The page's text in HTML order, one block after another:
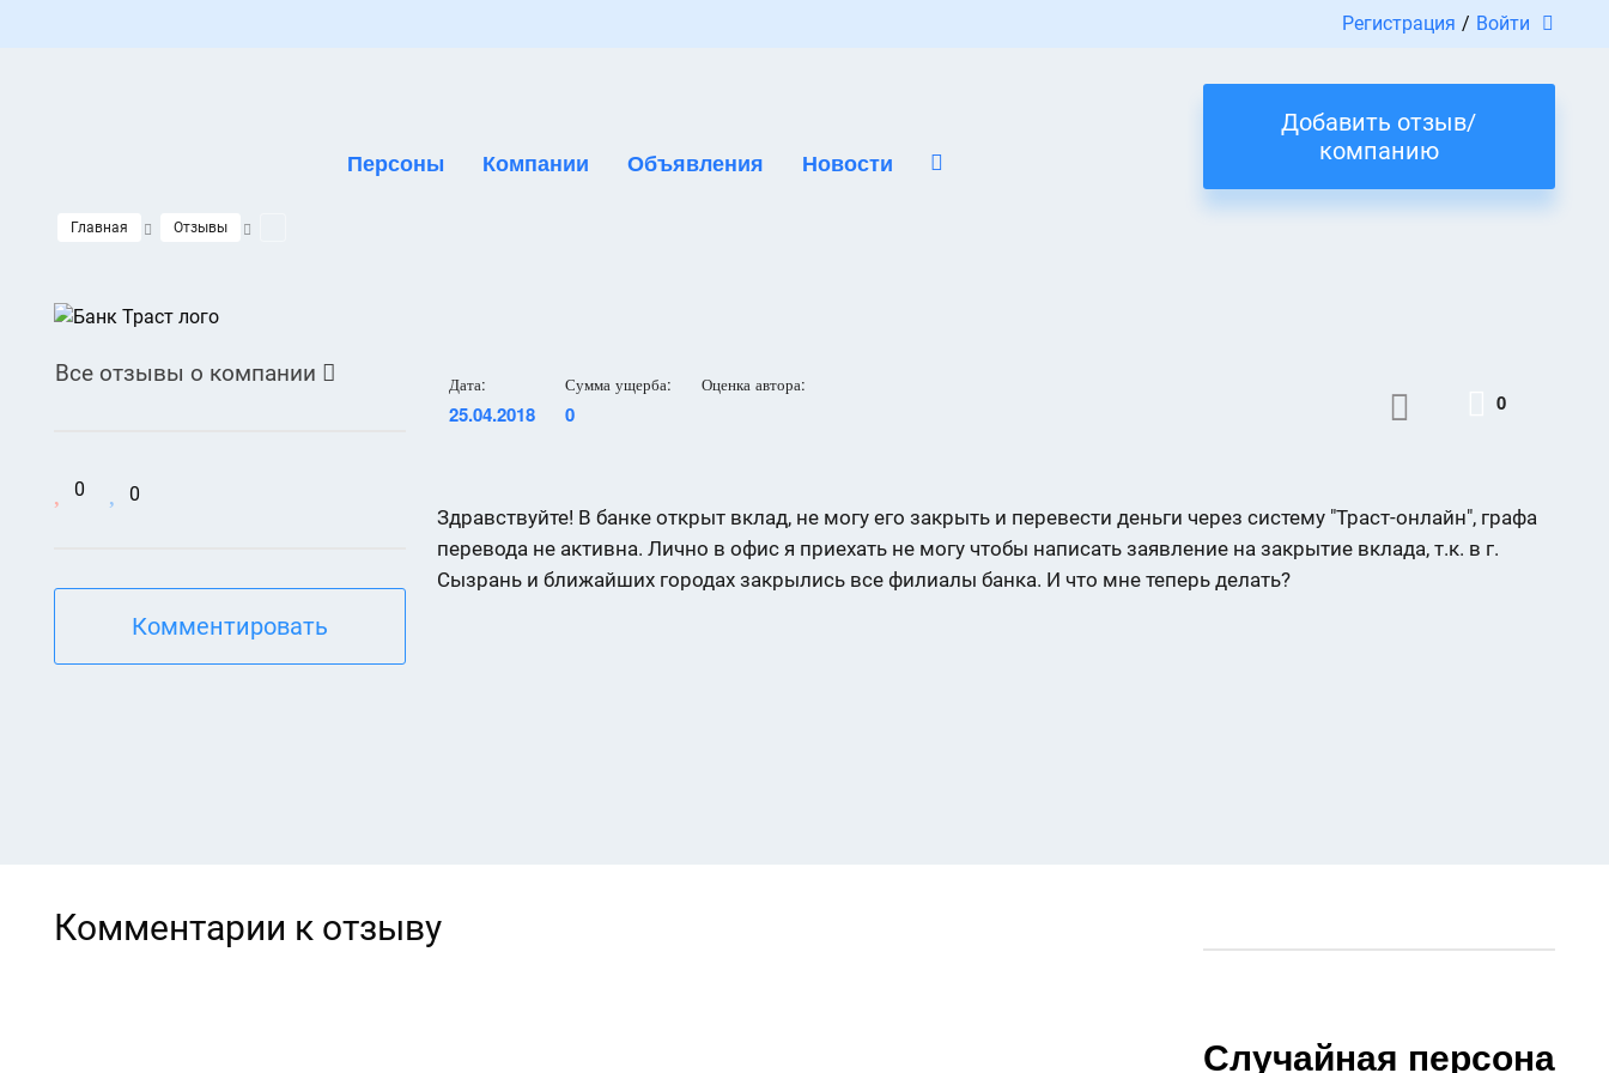
Регистрация / Войти
Персоны Компании Объявления Новости
Добавить отзыв/
компанию
Главная Отзывы
Все отзывы о компании 
0 0
Комментировать
Дата:
25.04.2018
Сумма ущерба:
0
Оценка автора:
0
Здравствуйте! В банке открыт вклад, не могу его закрыть и перевести деньги через систему "Траст-онлайн", графа
перевода не активна. Лично в офис я приехать не могу чтобы написать заявление на закрытие вклада, т.к. в г.
Сызрань и ближайших городах закрылись все филиалы банка. И что мне теперь делать?
Комментарии к отзыву
Случайная персона